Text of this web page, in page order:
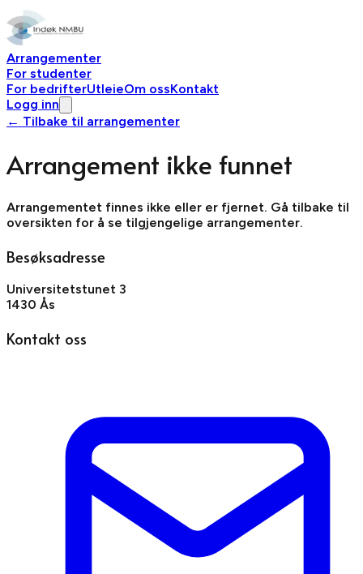
Arrangementer
For studenter
For bedrifterUtleieOm ossKontakt
Logg inn
← Tilbake til arrangementer
Arrangement ikke funnet
Arrangementet finnes ikke eller er fjernet. Gå tilbake til
oversikten for å se tilgjengelige arrangementer.
Besøksadresse
Universitetstunet 3
1430 Ås
Kontakt oss